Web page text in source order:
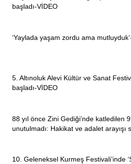
başladı-VİDEO
‘Yaylada yaşam zordu ama
5. Altınoluk Alevi Kültür ve Sanat
başladı-VİDEO
88 yıl önce Zini Gediği’nde katledilen
unutulmadı: Hakikat ve adalet arayışı
10. Geleneksel Kurmeş Festivali’inde